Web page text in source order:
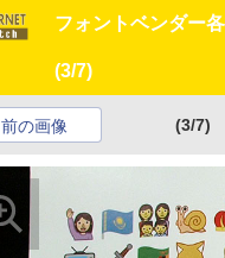
フォントベンダー
(3/7)
前の画像 (3/7)